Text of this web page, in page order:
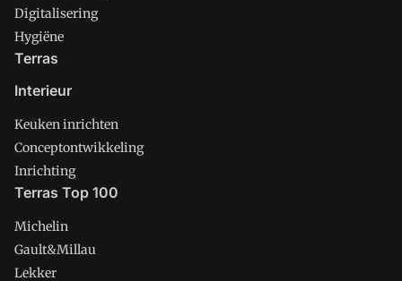
Digitalisering
Hygiëne
Terras
Interieur
Keuken inrichten
Conceptontwikkeling
Inrichting
Terras Top 100
Michelin
Gault&Millau
Lekker